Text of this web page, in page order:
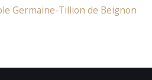
Germaine-Tillion de Beignon